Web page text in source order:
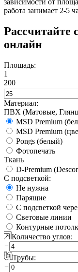
зависимости от
работа занимает 2-5
Рассчитайте
онлайн
Площадь:
1
200
Материал:
ПВХ (Матовые,
MSD Premium
MSD Premium
Pongs (белый)
Фотопечать
Ткань
D-Premium
С подсветкой:
Не нужна
Парящие
С подсветкой
Световые линии
Контурные
Количество углов:
−
Трубы:
−